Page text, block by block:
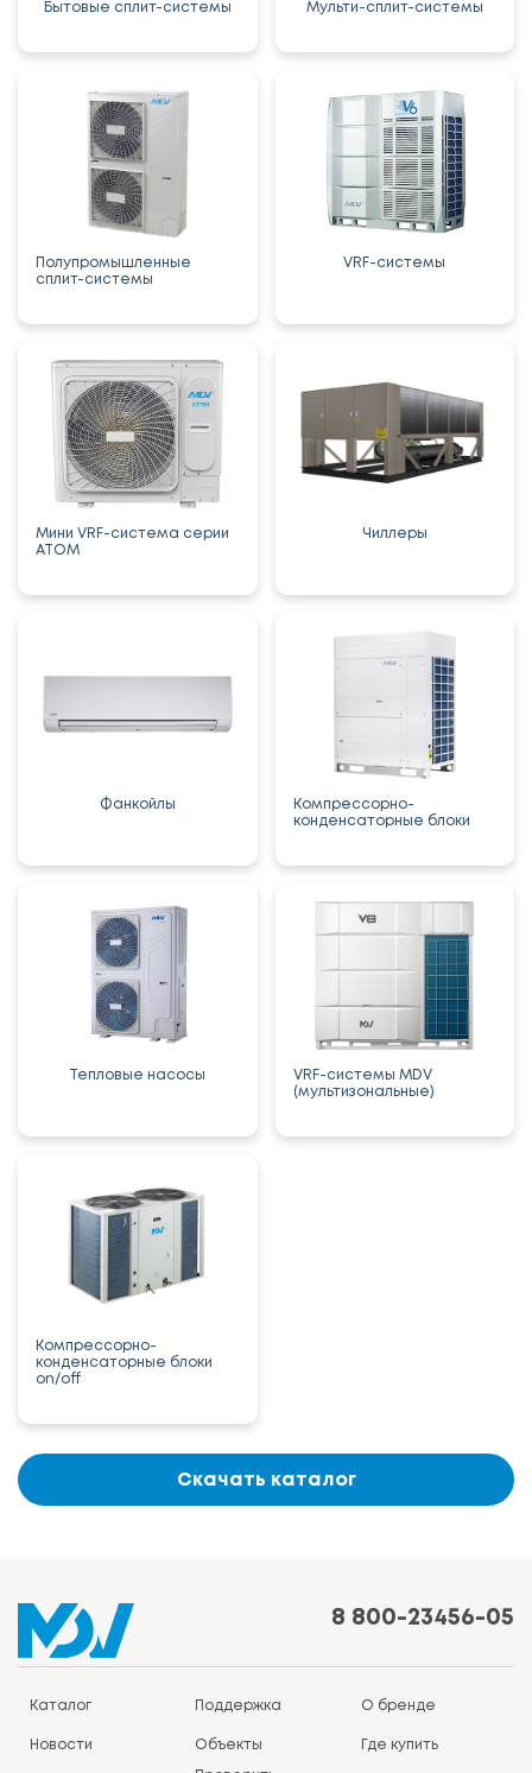
Бытовые сплит-системы Мульти-сплит-системы
Полупромышленные
сплит-системы
VRF-системы
Мини VRF-система серии
ATOM
Чиллеры
Фанкойлы
Компрессорно-
конденсаторные блоки
Тепловые насосы
VRF-системы MDV
(мультизональные)
Компрессорно-
конденсаторные блоки
on/off
Скачать каталог
8 800-23456-05
Каталог Поддержка О бренде
Новости Объекты Где купить